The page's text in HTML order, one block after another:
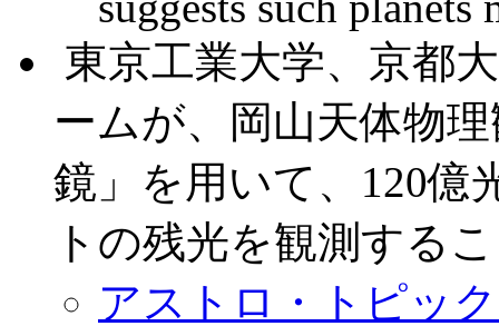
東京工業大学、京都
ームが、岡山天体物
鏡」を用いて、120億
トの残光を観測する
アストロ・トピッ